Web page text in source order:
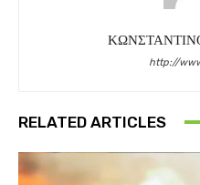
http://
RELATED ARTICLES